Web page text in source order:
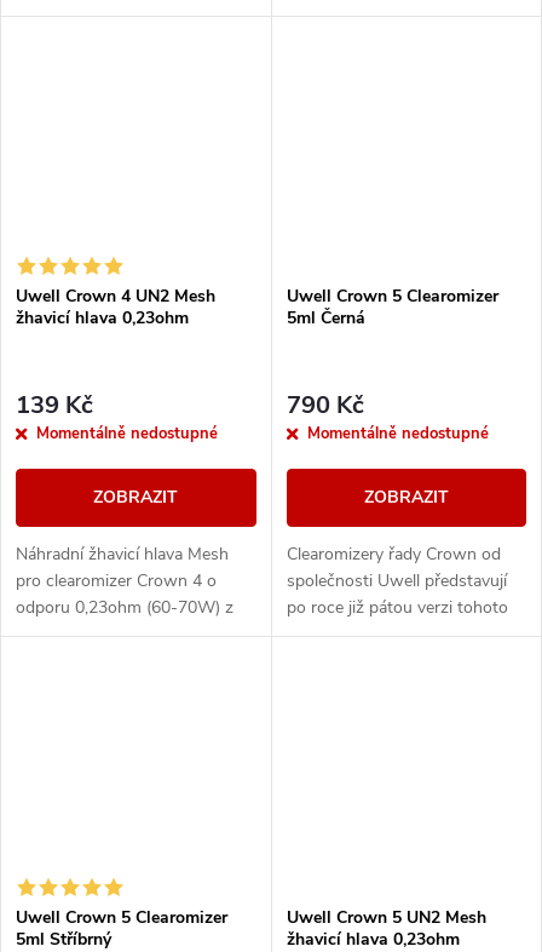
Uwell Crown 4 UN2 Mesh
žhavicí hlava 0,23ohm
139 Kč
Momentálně nedostupné
ZOBRAZIT
Náhradní žhavicí hlava Mesh
pro clearomizer Crown 4 o
odporu 0,23ohm (60-70W) z
nerez oceli.
Uwell Crown 5 Clearomizer
5ml Černá
790 Kč
Momentálně nedostupné
ZOBRAZIT
Clearomizery řady Crown od
společnosti Uwell představují
po roce již pátou verzi tohoto
oblíbeného sub-ohmového
Uwell Crown 5 Clearomizer
5ml Stříbrný
Uwell Crown 5 UN2 Mesh
žhavicí hlava 0,23ohm